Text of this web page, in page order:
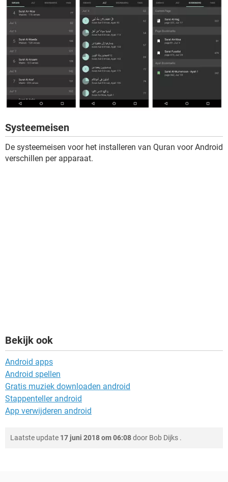
Systeemeisen
De systeemeisen voor het installeren van Quran voor Android
verschillen per apparaat.
Bekijk ook
Android apps
Android spellen
Gratis muziek downloaden android
Stappenteller android
App verwijderen android
Laatste update 17 juni 2018 om 06:08door Bob Dijks .